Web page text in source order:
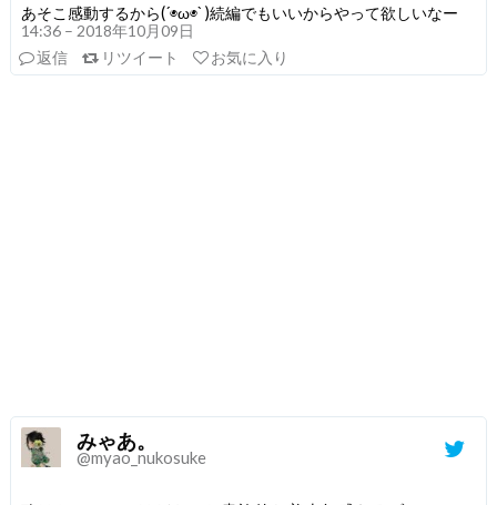
あそこ感動するから(´◉ω◉` )続編でもいいからやって欲しいなー
14:36 – 2018年10月09日
返信
リツイート お気に入り
みゃあ。
@myao_nukosuke